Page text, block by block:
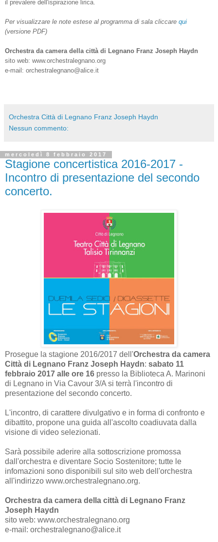
il prevalere dell'ispirazione lirica.
Per visualizzare le note estese al programma di sala cliccare qui
(versione PDF)
Orchestra da camera della città di Legnano Franz Joseph Haydn
sito web: www.orchestralegnano.org
e-mail: orchestralegnano@alice.it
Orchestra Città di Legnano Franz Joseph Haydn
Nessun commento:
mercoledì 8 febbraio 2017
Stagione concertistica 2016-2017 -
Incontro di presentazione del secondo
concerto.
Prosegue la stagione 2016/2017 dell'Orchestra da camera
Città di Legnano Franz Joseph Haydn: sabato 11
febbraio 2017 alle ore 16 presso la Biblioteca A. Marinoni
di Legnano in Via Cavour 3/A si terrà l'incontro di
presentazione del secondo concerto.
L'incontro, di carattere divulgativo e in forma di confronto e
dibattito, propone una guida all'ascolto coadiuvata dalla
visione di video selezionati.
Sarà possibile aderire alla sottoscrizione promossa
dall'orchestra e diventare Socio Sostenitore; tutte le
infomazioni sono disponibili sul sito web dell'orchestra
all'indirizzo www.orchestralegnano.org.
Orchestra da camera della città di Legnano Franz
Joseph Haydn
sito web: www.orchestralegnano.org
e-mail: orchestralegnano@alice.it